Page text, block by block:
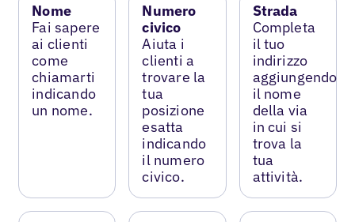
Nome
Fai sapere
ai clienti
come
chiamarti
indicando
un nome.
Numero
civico
Aiuta i
clienti a
trovare la
tua
posizione
esatta
indicando
il numero
civico.
Strada
Completa
il tuo
indirizzo
aggiungendo
il nome
della via
in cui si
trova la
tua
attività.